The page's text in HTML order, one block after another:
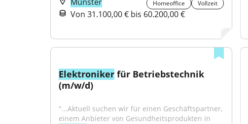
Homeoffice Vollzeit
Von 31.100,00 € bis 60.200,00 €
Elektroniker für Betriebstechnik
(m/w/d)
"...Aktuell suchen wir für einen Geschäftspartner,